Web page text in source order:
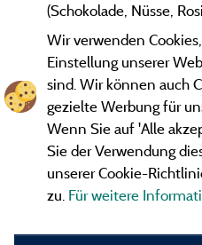
Gesetzliche
(Schokolade, Nüsse,
Wir verwenden
Einstellung unserer
sind. Wir können auch
gezielte Werbung für
Wenn Sie auf 'Alle
Sie der Verwendung
unserer Cookie-
zu. Für weitere